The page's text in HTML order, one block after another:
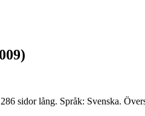
sidor lång. Språk: Svenska.